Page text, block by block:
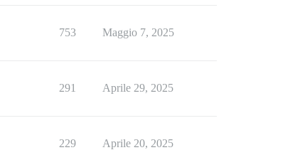
753 Maggio 7, 2025
291 Aprile 29, 2025
229 Aprile 20, 2025